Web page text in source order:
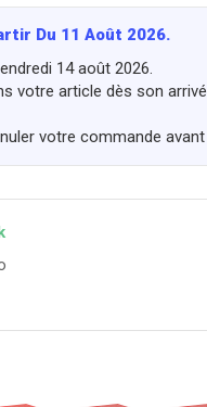
Du 11 Août 2026.
14 août 2026.
votre article dès son
votre commande